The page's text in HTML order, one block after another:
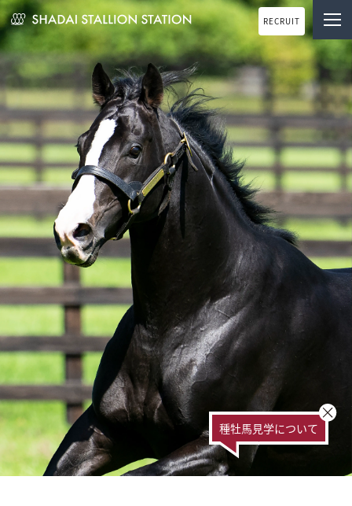
RECRUIT
種牡馬見学について